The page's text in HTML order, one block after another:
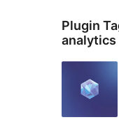
Plugin
analytics